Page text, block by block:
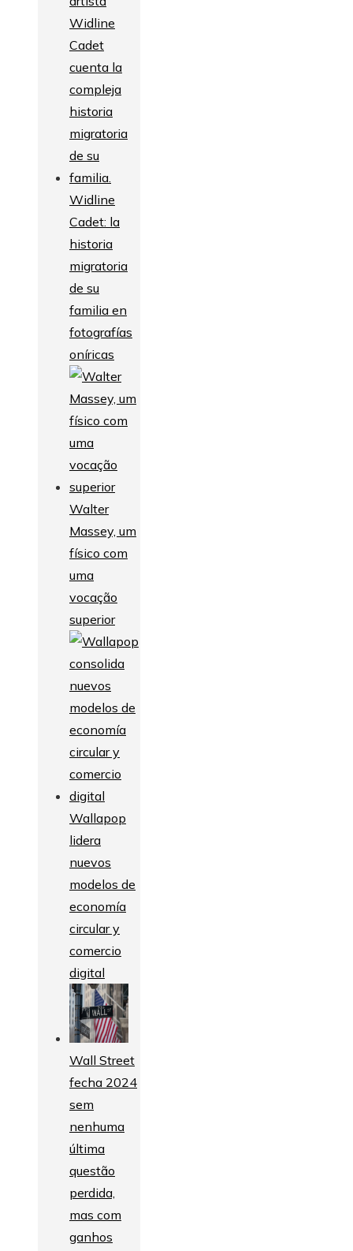
Widline
Cadet: la
historia
migratoria
de su
familia en
fotografías
oníricas
Walter
Massey, um
físico com
uma
vocação
superior
Wallapop
lidera
nuevos
modelos de
economía
circular y
comercio
digital
Wall Street
fecha 2024
sem
nenhuma
última
questão
perdida,
mas com
ganhos